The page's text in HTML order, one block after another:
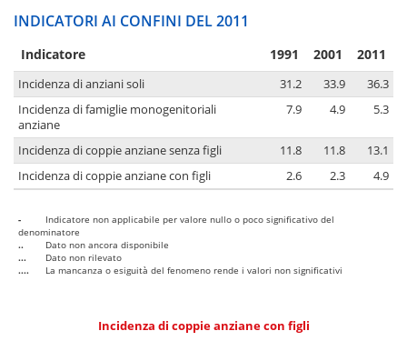
INDICATORI AI CONFINI DEL 2011
Indicatore 1991 2001 2011
Incidenza di anziani soli 31.2 33.9
36.3
Incidenza di famiglie monogenitoriali
anziane
7.9 4.9 5.3
Incidenza di coppie anziane senza figli 11.8 11.8
13.1
Incidenza di coppie anziane con figli
2.6 2.3 4.9
-
Indicatore non applicabile per valore nullo o poco significativo del
denominatore
..
Dato non ancora disponibile
...
Dato non rilevato
....
La mancanza o esiguità del fenomeno rende i valori non significativi
Incidenza di coppie anziane con figli